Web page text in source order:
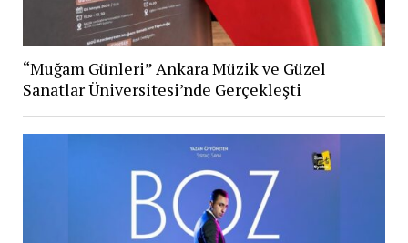
“Muğam Günleri” Ankara Müzik ve Güzel
Sanatlar Üniversitesi’nde Gerçekleşti